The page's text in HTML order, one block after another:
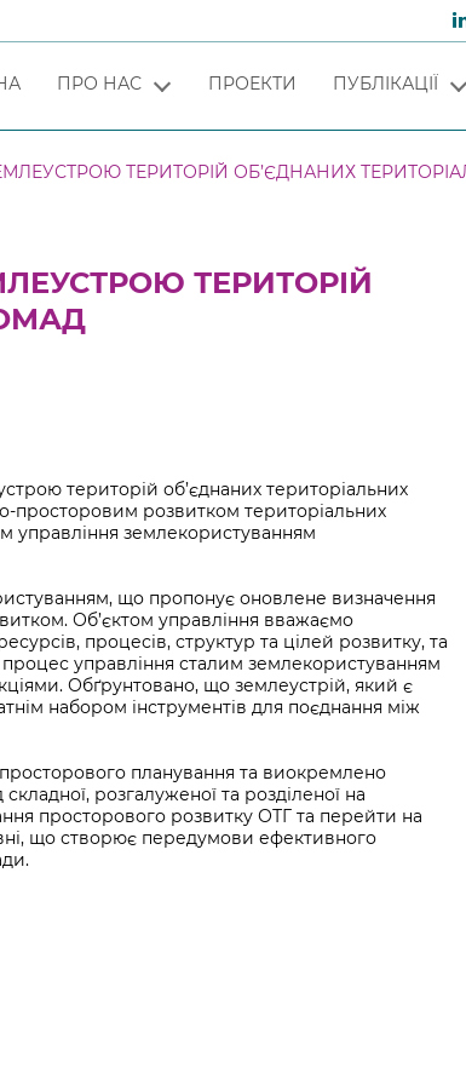
ПРО НАС ПРОЕКТИ ПУБЛІКАЦІЇ
ТЕРИТОРІЙ ОБ’ЄДНАНИХ
ТЕРИТОРІЙ
територій об’єднаних територіальних
просторовим розвитком територіальних
управління землекористуванням
що пропонує оновлене визначення
Об’єктом управління вважаємо
процесів, структур та цілей розвитку, та
управління сталим землекористуванням
Обґрунтовано, що землеустрій, який є
набором інструментів для поєднання між
планування та виокремлено
розгалуженої та розділеної на
просторового розвитку ОТГ та перейти на
що створює передумови ефективного